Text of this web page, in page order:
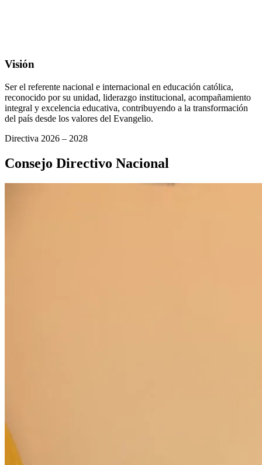
Visión
Ser el referente nacional e internacional en educación católica,
reconocido por su unidad, liderazgo institucional, acompañamiento
integral y excelencia educativa, contribuyendo a la transformación
del país desde los valores del Evangelio.
Directiva 2026 – 2028
Consejo Directivo Nacional